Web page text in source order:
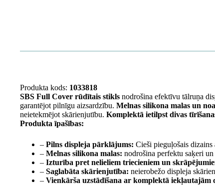
Produkta kods: 1033818
SBS Full Cover rūdītais stikls nodrošina efektīvu tālruņa
garantējot pilnīgu aizsardzību. Melnas silikona malas un
neietekmējot skārienjutību. Komplektā ietilpst divas
Produkta īpašības:
– Pilns displeja pārklājums: Cieši pieguļošais
– Melnas silikona malas: nodrošina perfektu saķeri
– Izturība pret nelieliem triecieniem un
– Saglabāta skārienjutība: neierobežo displeja
– Vienkārša uzstādīšana ar komplektā iekļautajām